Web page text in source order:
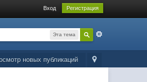
Вход Регистрация
Эта тема
новых публикаций